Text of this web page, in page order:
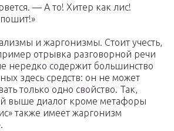
— А то! Хитер как лис!
и жаргонизмы. Стоит учесть,
отрывка разговорной речи
нередко содержит большинство
здесь средств: он не может
только одно свойство. Так,
выше диалог кроме метафоры
также имеет жаргонизм